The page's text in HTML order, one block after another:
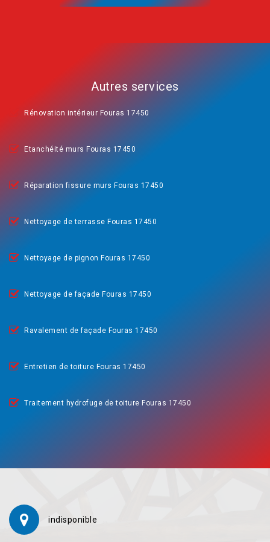
Autres services
Rénovation intérieur Fouras 17450
Etanchéité murs Fouras 17450
Réparation fissure murs Fouras 17450
Nettoyage de terrasse Fouras 17450
Nettoyage de pignon Fouras 17450
Nettoyage de façade Fouras 17450
Ravalement de façade Fouras 17450
Entretien de toiture Fouras 17450
Traitement hydrofuge de toiture Fouras 17450
indisponible